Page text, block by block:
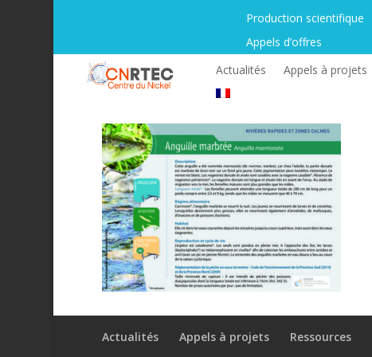
Production scientifique
Appels d’offres
Actualités
Appels à projets
Actualités Appels à projets Ressources